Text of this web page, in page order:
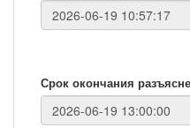
Срок окончания